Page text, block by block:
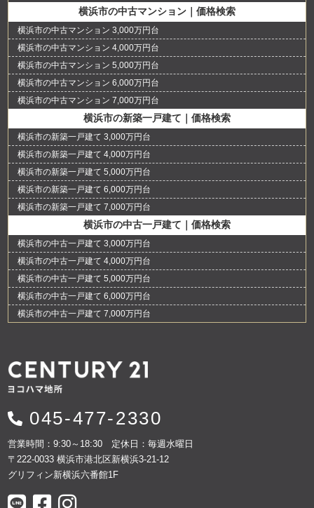
横浜市の中古マンション｜価格検索
横浜市の中古マンション 3,000万円台
横浜市の中古マンション 4,000万円台
横浜市の中古マンション 5,000万円台
横浜市の中古マンション 6,000万円台
横浜市の中古マンション 7,000万円台
横浜市の新築一戸建て｜価格検索
横浜市の新築一戸建て 3,000万円台
横浜市の新築一戸建て 4,000万円台
横浜市の新築一戸建て 5,000万円台
横浜市の新築一戸建て 6,000万円台
横浜市の新築一戸建て 7,000万円台
横浜市の中古一戸建て｜価格検索
横浜市の中古一戸建て 3,000万円台
横浜市の中古一戸建て 4,000万円台
横浜市の中古一戸建て 5,000万円台
横浜市の中古一戸建て 6,000万円台
横浜市の中古一戸建て 7,000万円台
045-477-2330
営業時間：9:30～18:30 定休日：毎週水曜日
〒222-0033 横浜市港北区新横浜3-21-12
グリフィン新横浜六番館1F